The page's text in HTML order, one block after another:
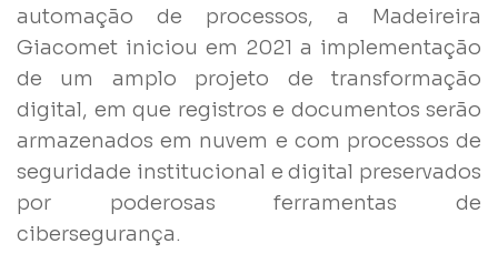
automação de processos, a Madeireira
Giacomet iniciou em 2021 a implementação
de um amplo projeto de transformação
digital, em que registros e documentos serão
armazenados em nuvem e com processos de
seguridade institucional e digital preservados
por poderosas ferramentas de
cibersegurança.